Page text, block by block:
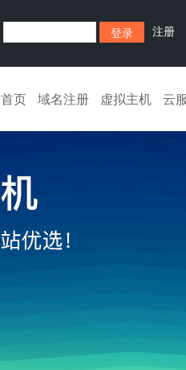
注册
首页 域名注册 虚拟主机 云